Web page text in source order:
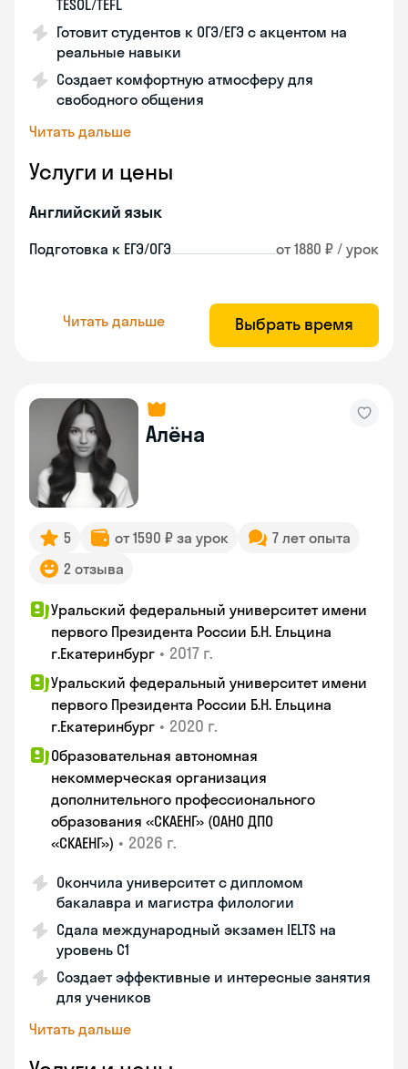
TESOL/TEFL
Готовит студентов к ОГЭ/ЕГЭ с акцентом на
реальные навыки
Создает комфортную атмосферу для
свободного общения
Читать дальше
Услуги и цены
Английский язык
Подготовка к ЕГЭ/ОГЭ от 1880 ₽ / урок
Читать дальше Выбрать время
Алёна
5 от 1590 ₽ за урок
7 лет опыта
2 отзыва
Уральский федеральный университет имени
первого Президента России Б.Н. Ельцина
г.Екатеринбург • 2017 г.
Уральский федеральный университет имени
первого Президента России Б.Н. Ельцина
г.Екатеринбург • 2020 г.
Образовательная автономная
некоммерческая организация
дополнительного профессионального
образования «СКАЕНГ» (ОАНО ДПО
«СКАЕНГ») • 2026 г.
Окончила университет с дипломом
бакалавра и магистра филологии
Сдала международный экзамен IELTS на
уровень C1
Создает эффективные и интересные занятия
для учеников
Читать дальше